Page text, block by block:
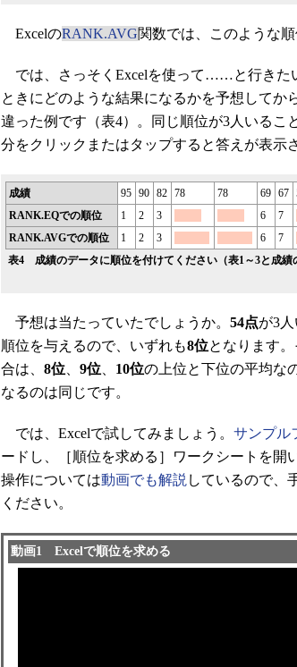
ExcelのRANK.AVG関数では、このような
では、さっそくExcelを使って……と行きた
ときにどのような結果になるかを予想してか
違った例です（表4）。同じ順位が3人いるこ
分をクリックまたはタップすると答えが表示
成績 95 90 82 78 78 69 67
RANK.EQでの順位
1 2 3 6 7
RANK.AVGでの順位
1 2 3 6 7
表4 成績のデータに順位を付けてください（表1～3と成績
予想は当たっていたでしょうか。 54点が3人
順位を与えるので、いずれも8位となります
合は、 8位 9位 10位の上位と下位の平均な
なるのは同じです。
では、Excelで試してみましょう。 サンプル
ードし、［順位を求める］ワークシートを開
操作については動画でも解説 しているので、
ください。
動画1 Excelで順位を求める